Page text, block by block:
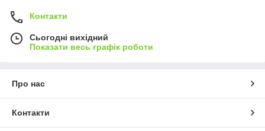
Контакти
Сьогодні вихідний
Показати весь графік роботи
Про нас
Контакти